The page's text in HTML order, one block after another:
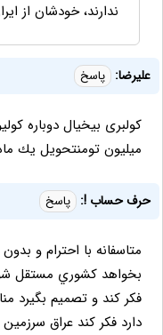
ندارند، خودشان از
عليرضا: پاسخ
ميليون تومنتحويل يك
حرف حساب !: پاسخ
متاسفانه با احترام و
بخواهد كشوري مستقل
فكر كند و تصميم بگيرد
دارد فكر كند عراق